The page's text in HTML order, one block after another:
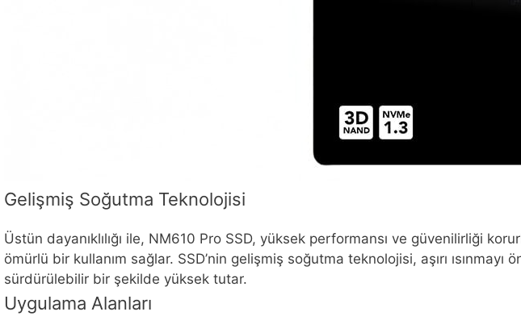
Gelişmiş Soğutma Teknolojisi
Üstün dayanıklılığı ile, NM610 Pro SSD, yüksek performansı ve güvenilirliği
ömürlü bir kullanım sağlar. SSD’nin gelişmiş soğutma teknolojisi, aşırı
sürdürülebilir bir şekilde yüksek tutar.
Uygulama Alanları